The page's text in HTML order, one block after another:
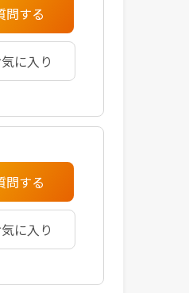
問する
に入り
問する
に入り